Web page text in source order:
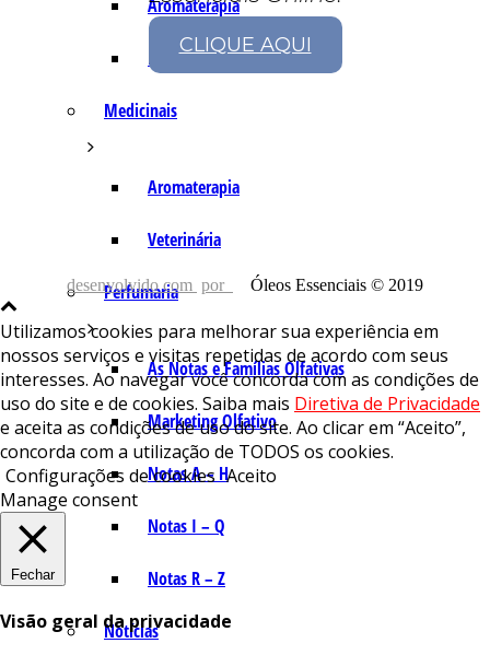
Aromaterapia
Fórmulas Caseiras
Medicinais
Aromaterapia
Veterinária
Perfumaria
As Notas e Famílias Olfativas
Marketing Olfativo
Notas A – H
Notas I – Q
Notas R – Z
Notícias
CLIQUE AQUI
desenvolvido com por Óleos Essenciais © 2019
Utilizamos cookies para melhorar sua experiência em
nossos serviços e visitas repetidas de acordo com seus
interesses. Ao navegar você concorda com as condições de
uso do site e de cookies. Saiba mais Diretiva de Privacidade
e aceita as condições de uso do site. Ao clicar em “Aceito”,
concorda com a utilização de TODOS os cookies.
Configurações de cookies Aceito
Manage consent
Fechar
Visão geral da privacidade